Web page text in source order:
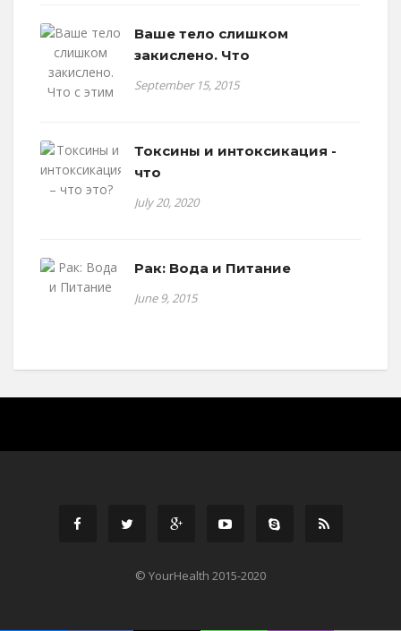
Ваше тело слишком
закислено. Что
September 15, 2015
Токсины и интоксикация -
что
July 20, 2020
Рак: Вода и Питание
June 9, 2015
© YourHealth 2015-2020